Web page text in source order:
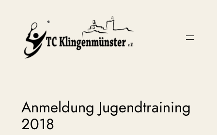
springen
Anmeldung Jugendtraining
2018